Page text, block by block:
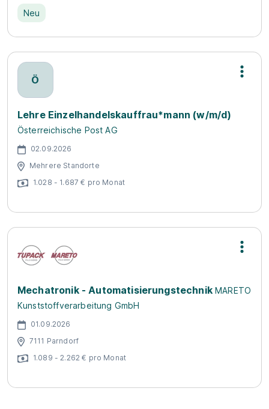
Neu
Ö
Lehre Einzelhandelskauffrau*mann (w/m/d)
Österreichische Post AG
02.09.2026
Mehrere Standorte
1.028 - 1.687 € pro Monat
Mechatronik - Automatisierungstechnik MARETO
Kunststoffverarbeitung GmbH
01.09.2026
7111 Parndorf
1.089 - 2.262 € pro Monat